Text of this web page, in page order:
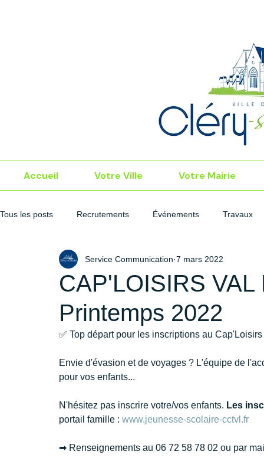
Accueil Votre Ville Votre Mairie
Tous les posts Recrutements Événements Travaux
CAP'LOISIRS
Printemps 2022
Service Communication 7 mars 2022
✅ Top départ pour les inscriptions au
Envie d'évasion et de voyages ? L'équipe de
pour vos enfants...
N'hésitez pas inscrire votre/vos enfants. Les
portail famille : www.jeunesse-scolaire-cctvl.fr
➡ Renseignements au 06 72 58 78 02 ou par